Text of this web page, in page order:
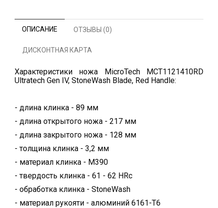
ОПИСАНИЕ ОТЗЫВЫ (0)
ДИСКОНТНАЯ КАРТА
Характеристики ножа MicroTech MCT1121410RD
Ultratech Gen IV, StoneWash Blade, Red Handle:
- длина клинка - 89 мм
- длина открытого ножа - 217 мм
- длина закрытого ножа - 128 мм
- толщина клинка - 3,2 мм
- материал клинка - M390
- твердость клинка - 61 - 62 HRc
- обработка клинка - StoneWash
- материал рукояти - алюминий 6161-T6